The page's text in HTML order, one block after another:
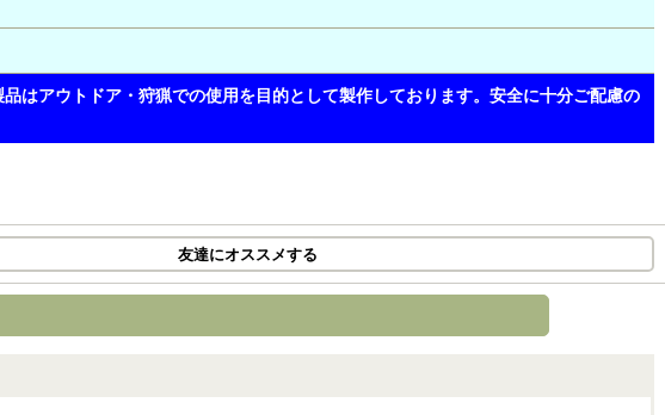
はアウトドア・狩猟での使用を目的として製作しております。安全に十分ご配慮の
友達にオススメする